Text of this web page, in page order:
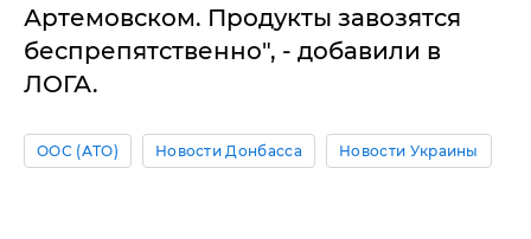
Артемовском. Продукты завозятся
беспрепятственно", - добавили в
ЛОГА.
ООС (АТО) Новости Донбасса Новости Украины